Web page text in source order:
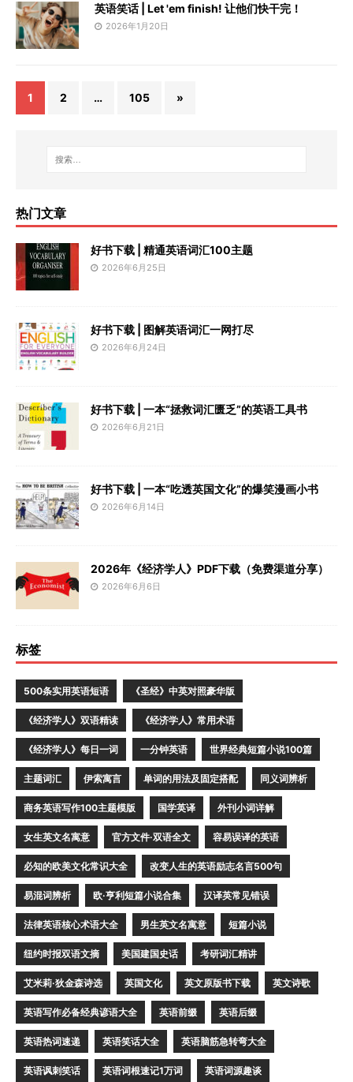
英语笑话 | Let 'em finish! 让他们快干完！
2026年1月20日
1 2 … 105 »
热门文章
好书下载 | 精通英语词汇100主题
2026年6月25日
好书下载 | 图解英语词汇一网打尽
2026年6月24日
好书下载 | 一本“拯救词汇匮乏”的英语工具书
2026年6月21日
好书下载 | 一本“吃透英国文化”的爆笑漫画小书
2026年6月14日
2026年《经济学人》PDF下载（免费渠道分享）
2026年6月6日
标签
500条实用英语短语 《圣经》中英对照豪华版
《经济学人》双语精读 《经济学人》常用术语
《经济学人》每日一词 一分钟英语 世界经典短篇小说100篇
主题词汇 伊索寓言 单词的用法及固定搭配 同义词辨析
商务英语写作100主题模版 国学英译 外刊小词详解
女生英文名寓意 官方文件·双语全文 容易误译的英语
必知的欧美文化常识大全 改变人生的英语励志名言500句
易混词辨析 欧·亨利短篇小说合集 汉译英常见错误
法律英语核心术语大全 男生英文名寓意 短篇小说
纽约时报双语文摘 美国建国史话 考研词汇精讲
艾米莉·狄金森诗选 英国文化 英文原版书下载 英文诗歌
英语写作必备经典谚语大全 英语前缀 英语后缀
英语热词速递 英语笑话大全 英语脑筋急转弯大全
英语讽刺笑话 英语词根速记1万词 英语词源趣谈